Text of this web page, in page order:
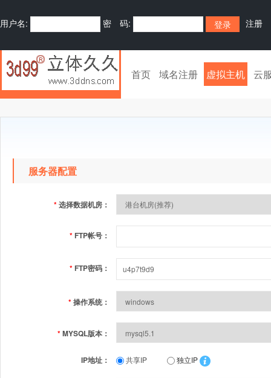
用户名: 密 码: 注册
首页 域名注册 虚拟主机 云
服务器配置
*选择数据机房：
* FTP帐号：
* FTP密码：
*操作系统：
*MYSQL版本：
IP地址： 共享IP 独立IP